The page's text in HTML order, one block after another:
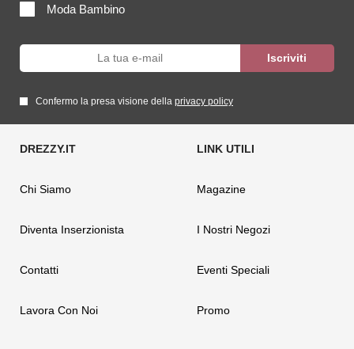
Moda Bambino
Confermo la presa visione della privacy policy
Chi Siamo
Diventa Inserzionista
Contatti
Lavora Con Noi
Magazine
I Nostri Negozi
Eventi Speciali
Promo